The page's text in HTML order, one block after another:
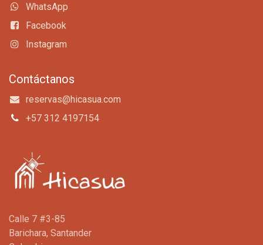
WhatsApp
Facebook
Instagram
Contáctanos
reservas@hicasua.com
+57 312 4197154
Calle 7 #3-85
Barichara, Santander